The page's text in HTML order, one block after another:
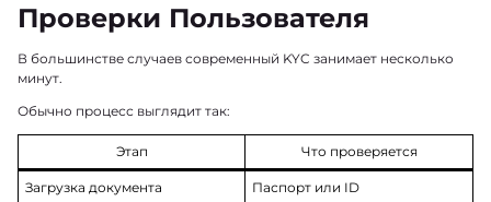
Проверки Пользователя
В большинстве случаев современный KYC занимает несколько
минут.
Обычно процесс выглядит так:
Этап Что проверяется
Загрузка документа Паспорт или ID